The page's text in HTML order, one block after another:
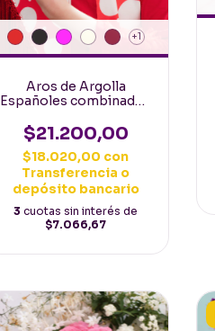
+1
Aros de Argolla
Españoles combinados
piedra
$21.200,00
$18.020,00 con
Transferencia o
depósito bancario
3 cuotas sin interés de
$7.066,67